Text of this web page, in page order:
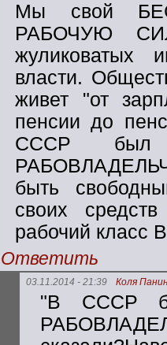
Мы свой
РАБОЧУЮ
жуликоватых
власти.
живет "от
пенсии до
СССР был
быть
своих
рабочий
Ответить
03.11.2014 - 21:39 Коля
"В СССР